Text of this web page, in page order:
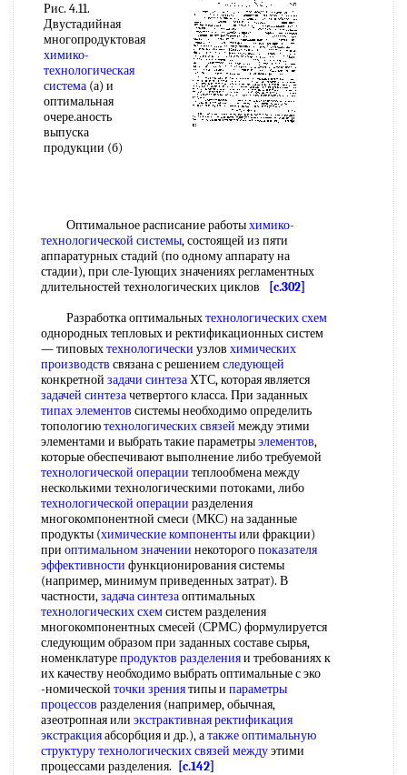
Рис. 4.11.
Двустадийная
многопродуктовая
химико-
технологическая
система (а) и
оптимальная
очере.аность
выпуска
продукции (б)
Оптимальное расписание работыхимико-
технологической системы, состоящей из пяти
аппаратурных стадий (по одному аппарату на
стадии), при сле-1ующих значениях регламентных
длительностей технологических циклов
[c.302]
Разработка оптимальныхтехнологических схем
однородных тепловых и ректификационных систем
— типовыхтехнологически узлов химических
производств связана с решениемследующей
конкретной задачи синтезаХТС, которая является
задачей синтезачетвертого класса. При заданных
типах элементов системы необходимо определить
топологиютехнологических связей между этими
элементами и выбрать такие параметрыэлементов,
которые обеспечивают выполнение либо требуемой
технологической операции теплообмена между
несколькими технологическими потоками, либо
технологической операции разделения
многокомпонентной смеси (МКС) на заданные
продукты (химические компонентыили фракции)
при оптимальном значении некоторогопоказателя
эффективности функционирования системы
(например, минимум приведенных затрат). В
частности,задача синтезаоптимальных
технологических схемсистем разделения
многокомпонентных смесей (СРМС) формулируется
следующим образом при заданных составе сырья,
номенклатурепродуктов разделенияи требованиях к
их качеству необходимо выбрать оптимальные с эко
-номической точки зрениятипы и параметры
процессов разделения (например, обычная,
азеотропная или экстрактивная ректификация
экстракцияабсорбция и др.), атакже оптимальную
структуру технологическихсвязей междуэтими
процессами разделения.
[c.142]